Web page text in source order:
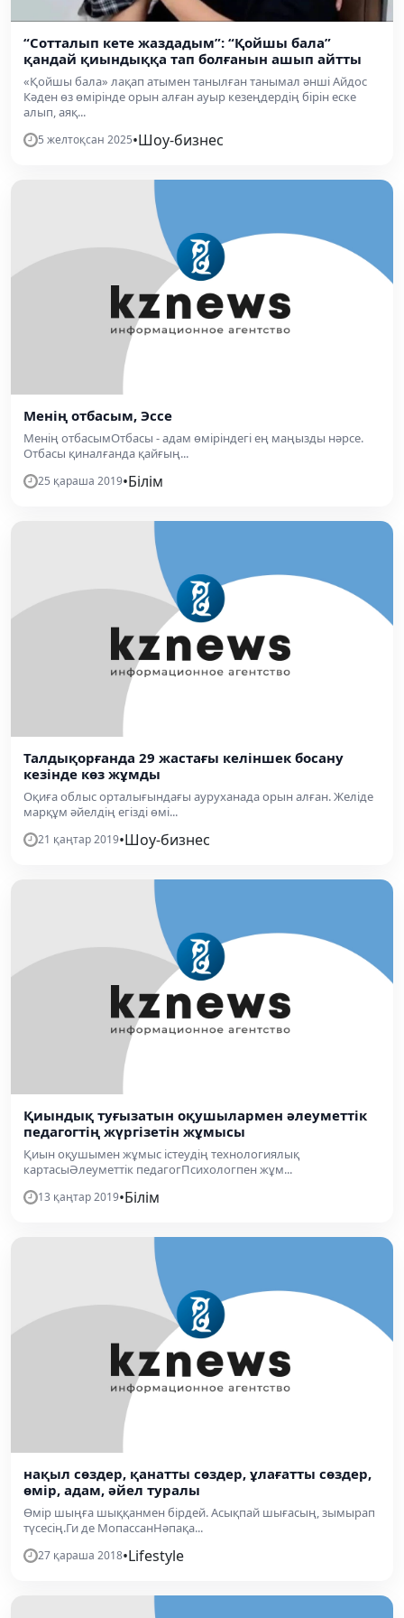
“Сотталып кете жаздадым”: “Қойшы бала”
қандай қиындыққа тап болғанын ашып айтты
«Қойшы бала» лақап атымен танылған танымал әнші Айдос
Кәден өз өмірінде орын алған ауыр кезеңдердің бірін еске
алып, аяқ...
5 желтоқсан 2025•Шоу-бизнес
Менің отбасым, Эссе
Менің отбасымОтбасы - адам өміріндегі ең маңызды нәрсе.
Отбасы қиналғанда қайғың...
25 қараша 2019•Білім
Талдықорғанда 29 жастағы келіншек босану
кезінде көз жұмды
Оқиға облыс орталығындағы ауруханада орын алған. Желіде
марқұм әйелдің егізді өмі...
21 қаңтар 2019•Шоу-бизнес
Қиындық туғызатын оқушылармен әлеуметтік
педагогтің жүргізетін жұмысы
Қиын оқушымен жұмыс істеудің технологиялық
картасыӘлеуметтік педагогПсихологпен жұм...
13 қаңтар 2019•Білім
нақыл сөздер, қанатты сөздер, ұлағатты сөздер,
өмір, адам, әйел туралы
Өмір шыңға шыққанмен бірдей. Асықпай шығасың, зымырап
түсесің.Ги де МопассанНәпақа...
27 қараша 2018•Lifestyle